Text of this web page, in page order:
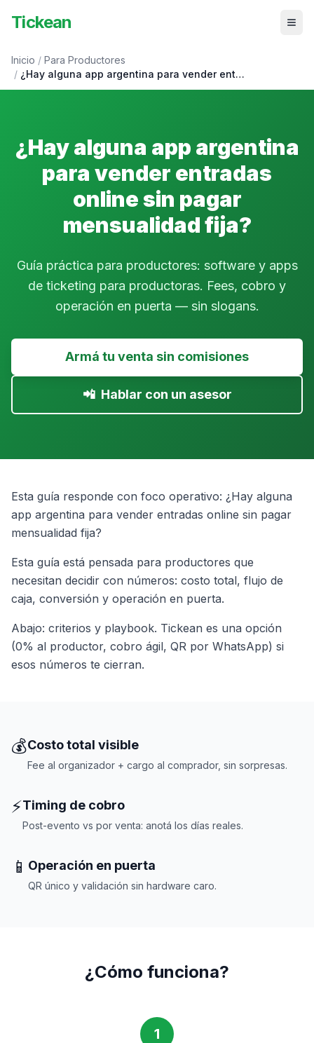
Tickean
Inicio / Para Productores
/ ¿Hay alguna app argentina para vender ent…
¿Hay alguna app argentina
para vender entradas
online sin pagar
mensualidad fija?
Guía práctica para productores: software y apps
de ticketing para productoras. Fees, cobro y
operación en puerta — sin slogans.
Armá tu venta sin comisiones
📲 Hablar con un asesor
Esta guía responde con foco operativo: ¿Hay alguna
app argentina para vender entradas online sin pagar
mensualidad fija?
Esta guía está pensada para productores que
necesitan decidir con números: costo total, flujo de
caja, conversión y operación en puerta.
Abajo: criterios y playbook. Tickean es una opción
(0% al productor, cobro ágil, QR por WhatsApp) si
esos números te cierran.
💰Costo total visible
Fee al organizador + cargo al comprador, sin sorpresas.
⚡Timing de cobro
Post-evento vs por venta: anotá los días reales.
📱 Operación en puerta
QR único y validación sin hardware caro.
¿Cómo funciona?
1